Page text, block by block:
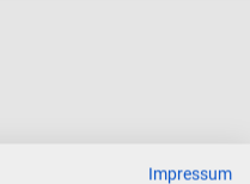
Impressum